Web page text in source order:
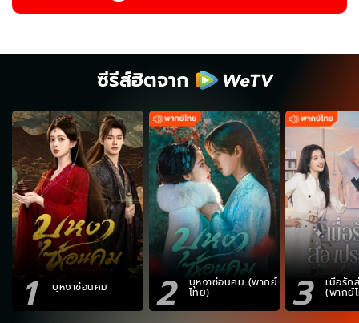
ซีรีส์ฮิตจาก
1 บุหงาซ่อนคม 2 บุหงาซ่อนคม (พากย์
ไทย) 3 เมื่อรัก
(พากย์